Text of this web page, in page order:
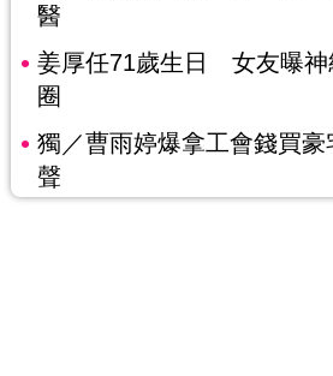
醫
姜厚任71歲生日 女友曝神
圈
獨／曹雨婷爆拿工會錢買
聲